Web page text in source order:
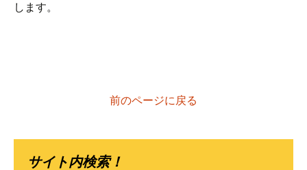
します。
前のページに戻る
サイト内検索！